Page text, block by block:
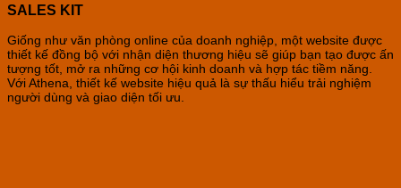
SALES KIT
Giống như văn phòng online của doanh nghiệp, một website được
thiết kế đồng bộ với nhận diện thương hiệu sẽ giúp bạn tạo được ấn
tượng tốt, mở ra những cơ hội kinh doanh và hợp tác tiềm năng.
Với Athena, thiết kế website hiệu quả là sự thấu hiểu trải nghiệm
người dùng và giao diện tối ưu.